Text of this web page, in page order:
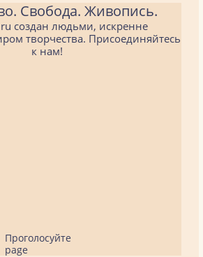
Свобода. Живопись.
создан людьми, искренне
творчества. Присоединяйтесь
к нам!
Проголосуйте
page